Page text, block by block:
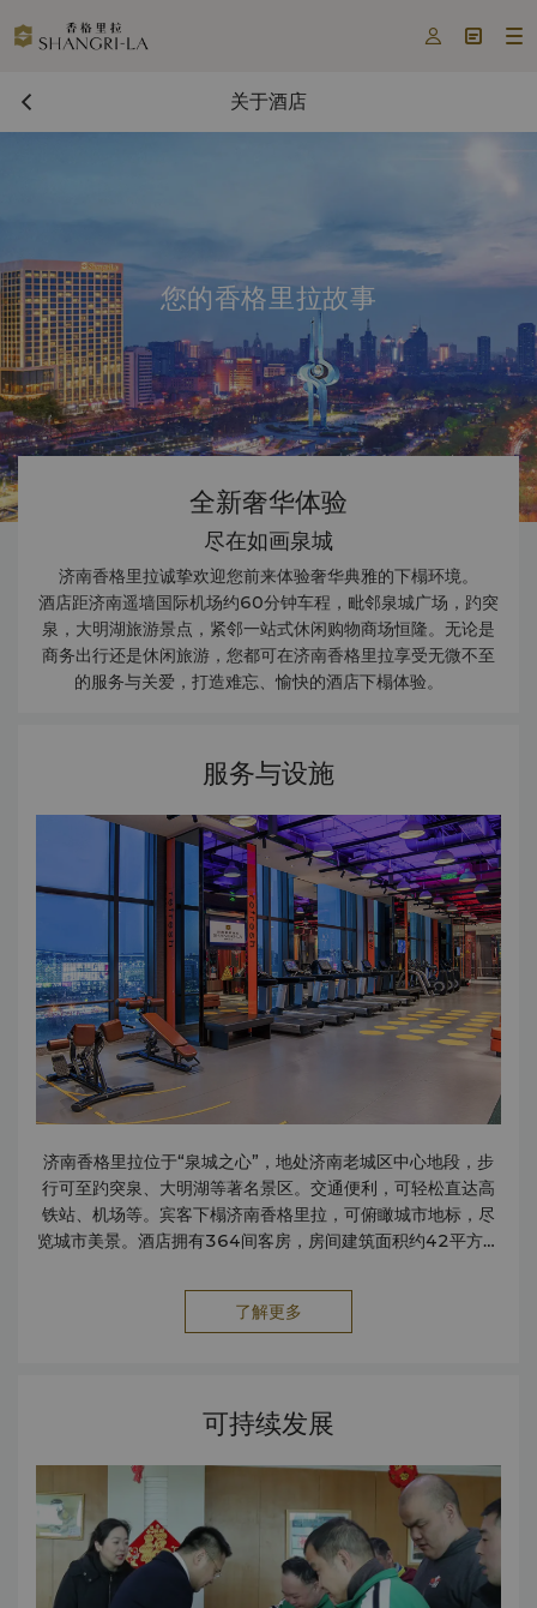
  
关于酒店
您的香格里拉故事
全新奢华体验
尽在如画泉城
济南香格里拉诚挚欢迎您前来体验奢华典雅的下榻环境。
酒店距济南遥墙国际机场约60分钟车程，毗邻泉城广场，趵突
泉，大明湖旅游景点，紧邻一站式休闲购物商场恒隆。无论是
商务出行还是休闲旅游，您都可在济南香格里拉享受无微不至
的服务与关爱，打造难忘、愉快的酒店下榻体验。
服务与设施
济南香格里拉位于“泉城之心”，地处济南老城区中心地段，步
行可至趵突泉、大明湖等著名景区。交通便利，可轻松直达高
铁站、机场等。宾客下榻济南香格里拉，可俯瞰城市地标，尽
览城市美景。酒店拥有364间客房，房间建筑面积约42平方米
啡泉·全日制餐厅位于酒店二层，汇集环球缤纷美食。大堂酒廊
供应精致的下午茶、中外名茶、各式酒水饮料及甜品小吃。济
宽敞的游泳池等，带来全新的健身体验。 如果您需要的服务尚
小时客房服务 快速办理登记入住及退房 外币兑换柜台 洗衣与
熨衣服务 停车场 邮寄 / 快递服务 保险箱 擦鞋服务 公共区域无
线上网 旅行与交通 租车服务 出租车与豪华轿车服务 商铺 美
容美发 各类餐饮 面包店 购物商场
了解更多
可持续发展